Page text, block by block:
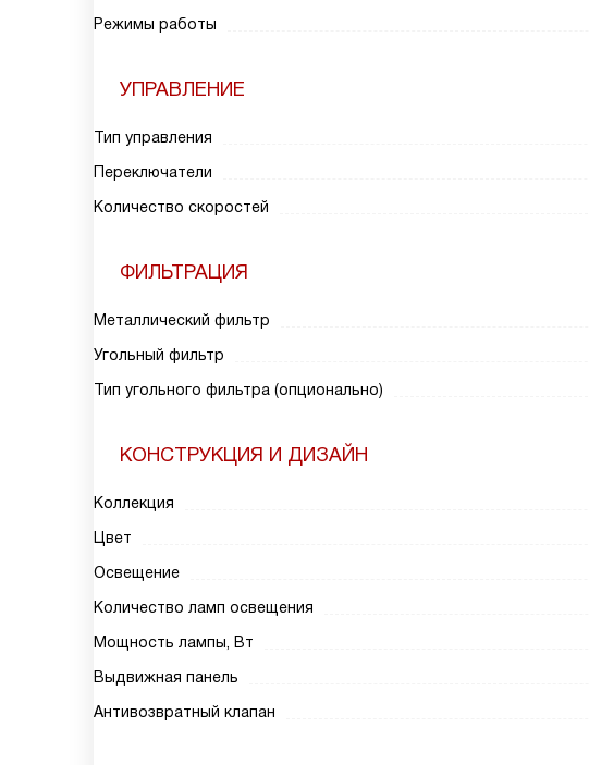
Режимы работы
УПРАВЛЕНИЕ
Тип управления
Переключатели
Количество скоростей
ФИЛЬТРАЦИЯ
Металлический фильтр
Угольный фильтр
Тип угольного фильтра (опционально)
КОНСТРУКЦИЯ И ДИЗАЙН
Коллекция
Цвет
Освещение
Количество ламп освещения
Мощность лампы, Вт
Выдвижная панель
Антивозвратный клапан